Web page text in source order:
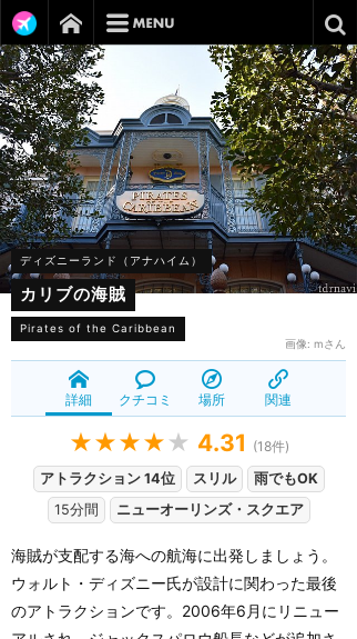
ディズニーランド（アナハイム）
カリブの海賊
Pirates of the Caribbean
画像: mさん
詳細 クチコミ 場所 関連
★★★★ ★ 4.31 (18件)
アトラクション 14位
スリル
雨でもOK
15分間
ニューオーリンズ・スクエア
海賊が支配する海への航海に出発しましょう。
ウォルト・ディズニー氏が設計に関わった最後
のアトラクションです。2006年6月にリニュー